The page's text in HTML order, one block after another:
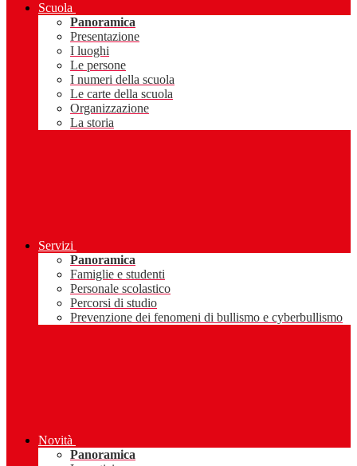
Scuola
Panoramica
Presentazione
I luoghi
Le persone
I numeri della scuola
Le carte della scuola
Organizzazione
La storia
Servizi
Panoramica
Famiglie e studenti
Personale scolastico
Percorsi di studio
Prevenzione dei fenomeni di bullismo e cyberbullismo
Novità
Panoramica